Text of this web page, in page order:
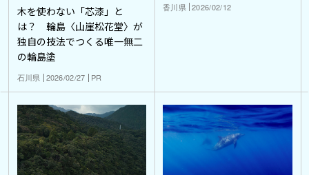
木を使わない「芯漆」と
は？ 輪島〈山崖松花堂〉が
独自の技法でつくる唯一無二
の輪島塗
石川県 2026/02/27 PR
香川県 2026/02/12